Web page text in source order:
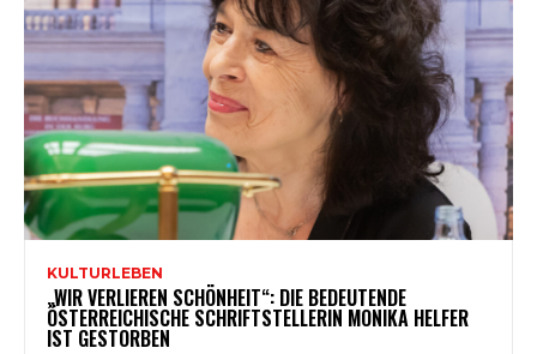
KULTURLEBEN
„WIR VERLIEREN SCHÖNHEIT“: DIE BEDEUTENDE
ÖSTERREICHISCHE SCHRIFTSTELLERIN MONIKA HELFER
IST GESTORBEN